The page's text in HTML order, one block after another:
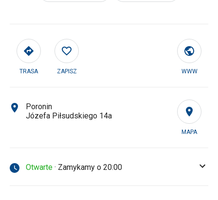
TRASA ZAPISZ WWW
MAPA
Poronin
Józefa Piłsudskiego 14a
Otwarte · Zamykamy o 20:00